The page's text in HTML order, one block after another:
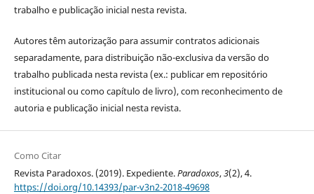
trabalho e publicação inicial nesta revista.
Autores têm autorização para assumir contratos adicionais
separadamente, para distribuição não-exclusiva da versão do
trabalho publicada nesta revista (ex.: publicar em repositório
institucional ou como capítulo de livro), com reconhecimento de
autoria e publicação inicial nesta revista.
Como Citar
Revista Paradoxos. (2019). Expediente.Paradoxos,3(2), 4.
https://doi.org/10.14393/par-v3n2-2018-49698